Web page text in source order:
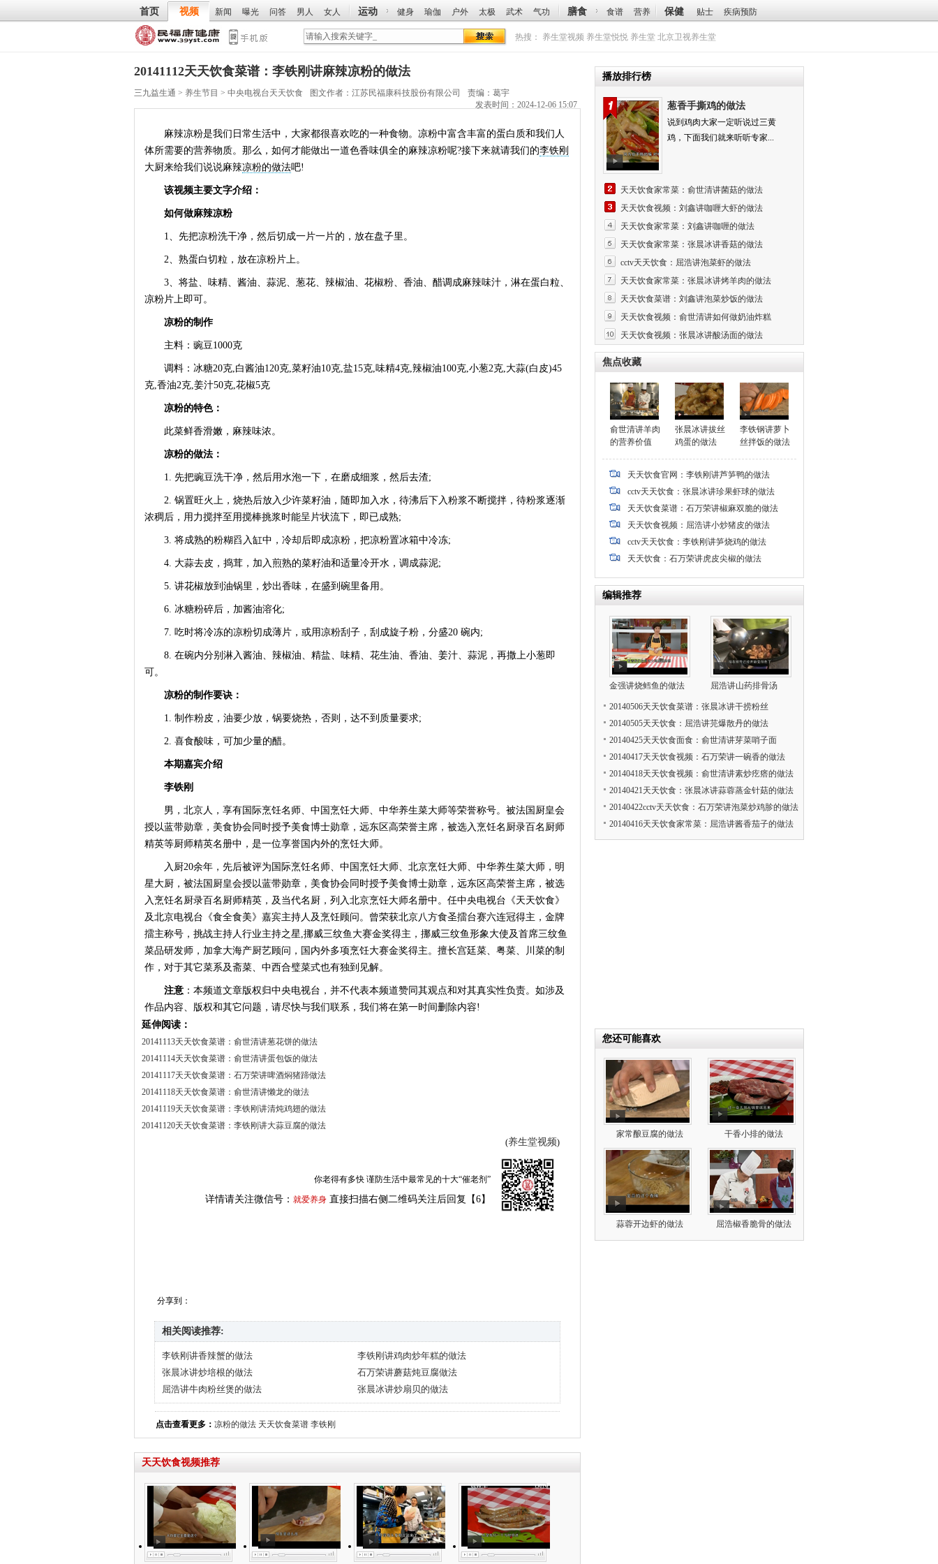
首页 视频 新闻 曝光 问答 男人 女人 运动 健身 瑜伽 户外 太极 武术 气功 膳食 食谱 营养 保健 贴士 疾病预防
热搜： 养生堂视频 养生堂悦悦 养生堂 北京卫视养生堂
20141112天天饮食菜谱：李铁刚讲麻辣凉粉的做法
三九益生通 > 养生节目 > 中央电视台天天饮食 图文作者： 江苏民福康科技股份有限公司
责编：葛宇
发表时间：2024-12-06 15:07
麻辣凉粉是我们日常生活中，大家都很喜欢吃的一种食物。凉粉中富含丰富的蛋白质和我们人
体所需要的营养物质。那么，如何才能做出一道色香味俱全的麻辣凉粉呢?接下来就请我们的李铁刚
大厨来给我们说说麻辣凉粉的做法吧!
该视频主要文字介绍：
如何做麻辣凉粉
1、先把凉粉洗干净，然后切成一片一片的，放在盘子里。
2、熟蛋白切粒，放在凉粉片上。
3、将盐、味精、酱油、蒜泥、葱花、辣椒油、花椒粉、香油、醋调成麻辣味汁，淋在蛋白粒、
凉粉片上即可。
凉粉的制作
主料：豌豆1000克
调料：冰糖20克,白酱油120克,菜籽油10克,盐15克,味精4克,辣椒油100克,小葱2克,大蒜(白皮)45
克,香油2克,姜汁50克,花椒5克
凉粉的特色：
此菜鲜香滑嫩，麻辣味浓。
凉粉的做法：
1. 先把豌豆洗干净，然后用水泡一下，在磨成细浆，然后去渣;
2. 锅置旺火上，烧热后放入少许菜籽油，随即加入水，待沸后下入粉浆不断搅拌，待粉浆逐渐
浓稠后，用力搅拌至用搅棒挑浆时能呈片状流下，即已成熟;
3. 将成熟的粉糊舀入缸中，冷却后即成凉粉，把凉粉置冰箱中冷冻;
4. 大蒜去皮，捣茸，加入煎熟的菜籽油和适量冷开水，调成蒜泥;
5. 讲花椒放到油锅里，炒出香味，在盛到碗里备用。
6. 冰糖粉碎后，加酱油溶化;
7. 吃时将冷冻的凉粉切成薄片，或用凉粉刮子，刮成旋子粉，分盛20 碗内;
8. 在碗内分别淋入酱油、辣椒油、精盐、味精、花生油、香油、姜汁、蒜泥，再撒上小葱即
可。
凉粉的制作要诀：
1. 制作粉皮，油要少放，锅要烧热，否则，达不到质量要求;
2. 喜食酸味，可加少量的醋。
本期嘉宾介绍
李铁刚
男，北京人，享有国际烹饪名师、中国烹饪大师、中华养生菜大师等荣誉称号。被法国厨皇会
授以蓝带勋章，美食协会同时授予美食博士勋章，远东区高荣誉主席，被选入烹饪名厨录百名厨师
精英等厨师精英名册中，是一位享誉国内外的烹饪大师。
入厨20余年，先后被评为国际烹饪名师、中国烹饪大师、北京烹饪大师、中华养生菜大师，明
星大厨，被法国厨皇会授以蓝带勋章，美食协会同时授予美食博士勋章，远东区高荣誉主席，被选
入烹饪名厨录百名厨师精英，及当代名厨，列入北京烹饪大师名册中。任中央电视台《天天饮食》
及北京电视台《食全食美》嘉宾主持人及烹饪顾问。曾荣获北京八方食圣擂台赛六连冠得主，金牌
擂主称号，挑战主持人行业主持之星,挪威三纹鱼大赛金奖得主，挪威三纹鱼形象大使及首席三纹鱼
菜品研发师，加拿大海产厨艺顾问，国内外多项烹饪大赛金奖得主。擅长宫廷菜、粤菜、川菜的制
作，对于其它菜系及斋菜、中西合璧菜式也有独到见解。
注意 ：本频道文章版权归中央电视台，并不代表本频道赞同其观点和对其真实性负责。如涉及
作品内容、版权和其它问题，请尽快与我们联系，我们将在第一时间删除内容!
延伸阅读：
20141113天天饮食菜谱：俞世清讲葱花饼的做法
20141114天天饮食菜谱：俞世清讲蛋包饭的做法
20141117天天饮食菜谱：石万荣讲啤酒焖猪蹄做法
20141118天天饮食菜谱：俞世清讲懒龙的做法
20141119天天饮食菜谱：李铁刚讲清炖鸡翅的做法
20141120天天饮食菜谱：李铁刚讲大蒜豆腐的做法
(养生堂视频)
你老得有多快 谨防生活中最常见的十大“催老剂”
详情请关注微信号： 就爱养身 直接扫描右侧二维码关注后回复【6】
分享到：
相关阅读推荐:
李铁刚讲香辣蟹的做法
李铁刚讲鸡肉炒年糕的做法
张晨冰讲炒培根的做法
石万荣讲蘑菇炖豆腐做法
屈浩讲牛肉粉丝煲的做法
张晨冰讲炒扇贝的做法
点击查看更多： 凉粉的做法 天天饮食菜谱 李铁刚
天天饮食视频推荐
播放排行榜
葱香手撕鸡的做法
说到鸡肉大家一定听说过三黄
鸡，下面我们就来听听专家...
天天饮食家常菜：俞世清讲菌菇的做法
天天饮食视频：刘鑫讲咖喱大虾的做法
天天饮食家常菜：刘鑫讲咖喱的做法
天天饮食家常菜：张晨冰讲香菇的做法
cctv天天饮食：屈浩讲泡菜虾的做法
天天饮食家常菜：张晨冰讲烤羊肉的做法
天天饮食菜谱：刘鑫讲泡菜炒饭的做法
天天饮食视频：俞世清讲如何做奶油炸糕
天天饮食视频：张晨冰讲酸汤面的做法
焦点收藏
俞世清讲羊肉
的营养价值
张晨冰讲拔丝
鸡蛋的做法
李铁钢讲萝卜
丝拌饭的做法
天天饮食官网：李铁刚讲芦笋鸭的做法
cctv天天饮食：张晨冰讲珍果虾球的做法
天天饮食菜谱：石万荣讲椒麻双脆的做法
天天饮食视频：屈浩讲小炒猪皮的做法
cctv天天饮食：李铁刚讲笋烧鸡的做法
天天饮食：石万荣讲虎皮尖椒的做法
编辑推荐
金强讲烧鳕鱼的做法 屈浩讲山药排骨汤
20140506天天饮食菜谱：张晨冰讲干捞粉丝
20140505天天饮食：屈浩讲芫爆散丹的做法
20140425天天饮食面食：俞世清讲芽菜哨子面
20140417天天饮食视频：石万荣讲一碗香的做法
20140418天天饮食视频：俞世清讲素炒疙瘩的做法
20140421天天饮食：张晨冰讲蒜蓉蒸金针菇的做法
20140422cctv天天饮食：石万荣讲泡菜炒鸡胗的做法
20140416天天饮食家常菜：屈浩讲酱香茄子的做法
您还可能喜欢
家常酿豆腐的做法 干香小排的做法
蒜蓉开边虾的做法 屈浩椒香脆骨的做法